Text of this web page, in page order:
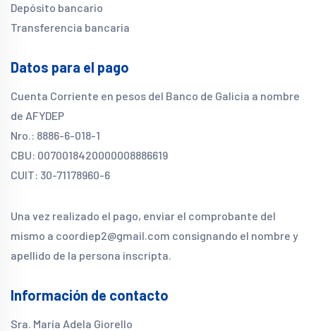
Depósito bancario
Transferencia bancaria
Datos para el pago
Cuenta Corriente en pesos del Banco de Galicia a nombre
de AFYDEP
Nro.: 8886-6-018-1
CBU: 0070018420000008886619
CUIT: 30-71178960-6
Una vez realizado el pago, enviar el comprobante del
mismo a coordiep2@gmail.com consignando el nombre y
apellido de la persona inscripta.
Información de contacto
Sra. María Adela Giorello